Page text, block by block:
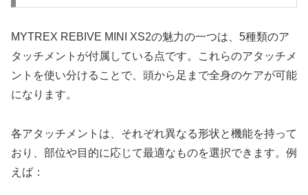
MYTREX REBIVE MINI XS2の魅力の一つは、5種類のア
タッチメントが付属している点です。これらのアタッチメ
ントを使い分けることで、頭から足まで全身のケアが可能
になります。
各アタッチメントは、それぞれ異なる形状と機能を持って
おり、部位や目的に応じて最適なものを選択できます。例
えば：